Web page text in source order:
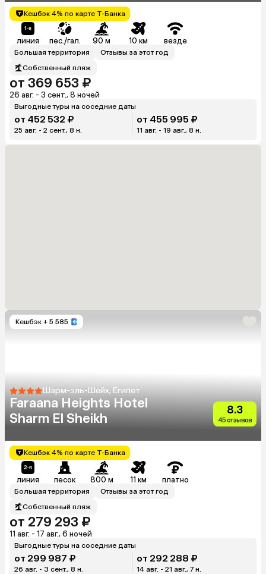
Кешбэк 4% по карте Т-Банка
линия пес./гал. 90 м 10 км везде
Большая территория
Отзывы за этот год
Собственный пляж
от 369 653 ₽
26 авг. - 3 сент., 8 ночей
Выгодные туры на соседние даты
от 452 532 ₽
25 авг. - 2 сент., 8 н.
от 455 995 ₽
11 авг. - 19 авг., 8 н.
Кешбэк + 5 585
Шарм-эль-Шейх, Египет
Faraana Heights Hotel
Sharm El Sheikh
8.3
45 отзывов
Кешбэк 4% по карте Т-Банка
линия песок 800 м 11 км платно
Большая территория
Отзывы за этот год
Собственный пляж
от 279 293 ₽
11 авг. - 17 авг., 6 ночей
Выгодные туры на соседние даты
от 299 987 ₽
26 авг. - 3 сент., 8 н.
от 292 288 ₽
14 авг. - 21 авг., 7 н.